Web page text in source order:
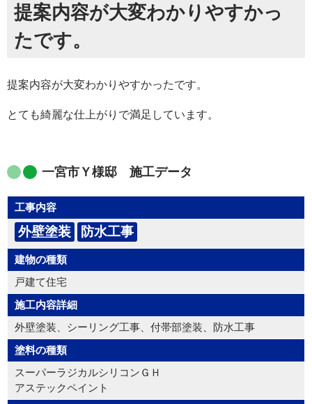
提案内容が大変わかりやすかっ
たです。
提案内容が大変わかりやすかったです。
とても綺麗な仕上がりで満足しています。
一宮市Ｙ様邸 施工データ
工事内容
外壁塗装 防水工事
建物の種類
戸建て住宅
施工内容詳細
外壁塗装、シーリング工事、付帯部塗装、防水工事
塗料の種類
スーパーラジカルシリコンＧＨ
アステックペイント